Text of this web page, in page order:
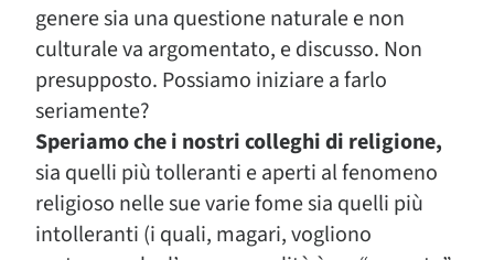
genere sia una questione naturale e non
culturale va argomentato, e discusso. Non
presupposto. Possiamo iniziare a farlo
seriamente?
Speriamo che i nostri colleghi di religione,
sia quelli più tolleranti e aperti al fenomeno
religioso nelle sue varie fome sia quelli più
intolleranti (i quali, magari, vogliono